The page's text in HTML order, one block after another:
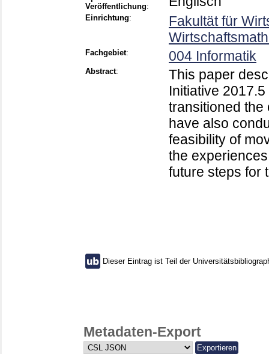
Veröffentlichung:
Einrichtung:
Fakultät für
Fachgebiet: 004 Informatik
Abstract:
This paper
Initiative
transitioned the
have also
feasibility of
the
future steps for
Dieser Eintrag ist Teil der
Metadaten-Export